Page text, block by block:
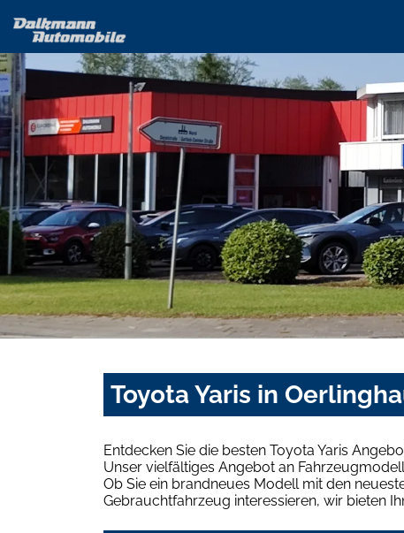
Toyota Yaris in
Entdecken Sie die besten Toyota Yaris
Unser vielfältiges Angebot an
Ob Sie ein brandneues Modell mit den
Gebrauchtfahrzeug interessieren, wir bieten